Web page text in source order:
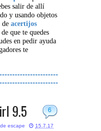
salir de allí
y usando objetos
de acertijos
que te quedes
en pedir ayuda
te
6
9.5
escape 15.7.17